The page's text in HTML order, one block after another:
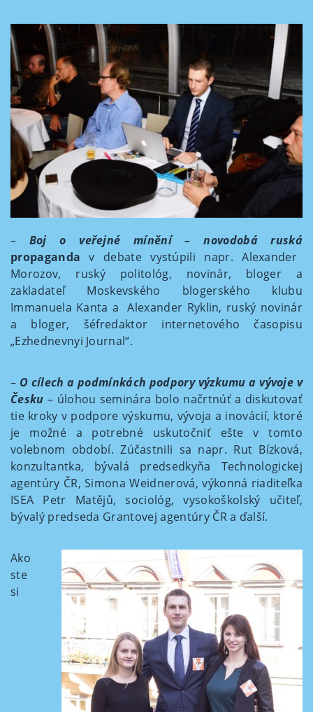
– Boj o veřejné mínění – novodobá ruská
propaganda v debate vystúpili napr. Alexander
Morozov, ruský politológ, novinár, bloger a
zakladateľ Moskevského blogerského klubu
Immanuela Kanta a Alexander Ryklin, ruský novinár
a bloger, šéfredaktor internetového časopisu
„Ezhednevnyi Journal“.
– O cílech a podmínkách podpory výzkumu a vývoje v
Česku – úlohou seminára bolo načrtnúť a diskutovať
tie kroky v podpore výskumu, vývoja a inovácií, ktoré
je možné a potrebné uskutočniť ešte v tomto
volebnom období. Zúčastnili sa napr. Rut Bízková,
konzultantka, bývalá predsedkyňa Technologickej
agentúry ČR, Simona Weidnerová, výkonná riaditeľka
ISEA Petr Matějů, sociológ, vysokoškolský učiteľ,
bývalý predseda Grantovej agentúry ČR a ďalší.
Ako
ste
si